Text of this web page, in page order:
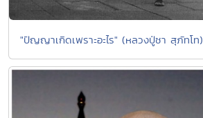
"ปัญญาเกิดเพราะอะไร" (หลวงปู่ชา สุภัทโท)